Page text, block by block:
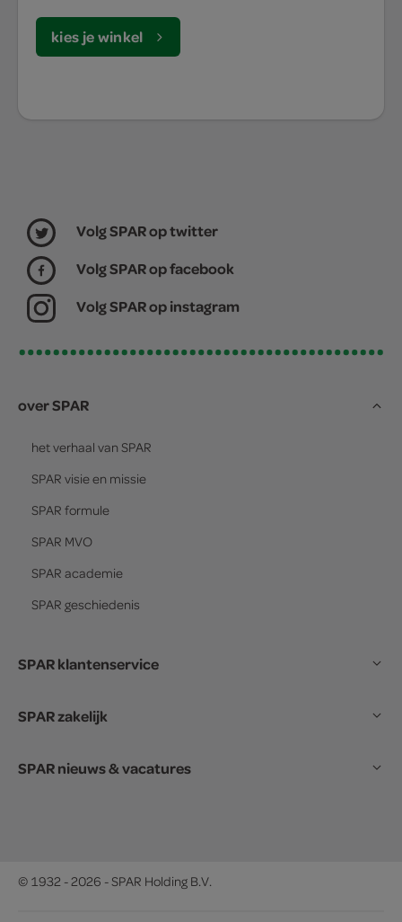
kies je winkel
Volg SPAR op twitter
Volg SPAR op facebook
Volg SPAR op instagram
over SPAR
het verhaal van SPAR
SPAR visie en missie
SPAR formule
SPAR MVO
SPAR academie
SPAR geschiedenis
SPAR klantenservice
SPAR zakelijk
SPAR nieuws & vacatures
© 1932 - 2026 - SPAR Holding B.V.